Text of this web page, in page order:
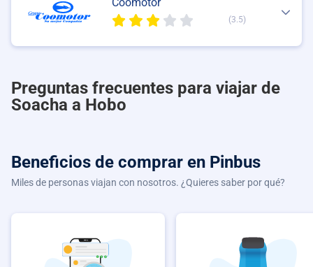
(3.5)
Preguntas frecuentes para viajar de
Soacha a Hobo
Beneficios de comprar en Pinbus
Miles de personas viajan con nosotros. ¿Quieres saber por qué?